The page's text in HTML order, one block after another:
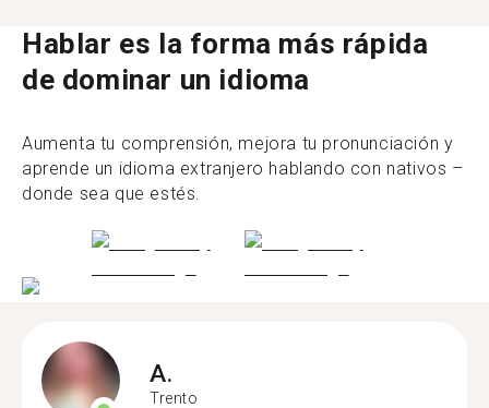
Hablar es la forma más rápida
de dominar un idioma
Aumenta tu comprensión, mejora tu pronunciación y
aprende un idioma extranjero hablando con nativos –
donde sea que estés.
A.
Trento